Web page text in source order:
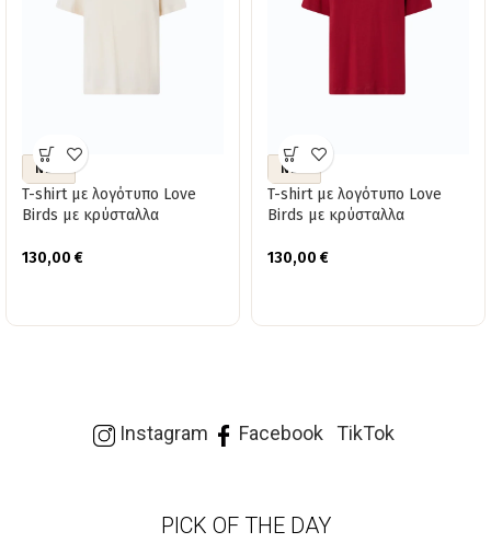
NEW
T-shirt με λογότυπο Love
Birds με κρύσταλλα
130,00 €
NEW
T-shirt με λογότυπο Love
Birds με κρύσταλλα
130,00 €
Instagram Facebook TikTok
PICK OF THE DAY